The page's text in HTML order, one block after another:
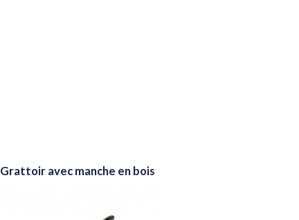
Grattoir avec manche en bois